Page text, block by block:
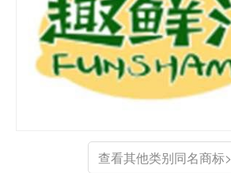
查看其他类别同名商标>
用户 S**0 购买 冠***
用户 S**4 购买 朴***